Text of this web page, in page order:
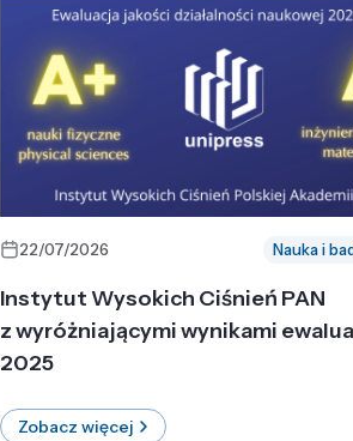
22/07/2026 Nauka i
Instytut Wysokich Ciśnień PAN
z wyróżniającymi wynikami
2025
Zobacz więcej